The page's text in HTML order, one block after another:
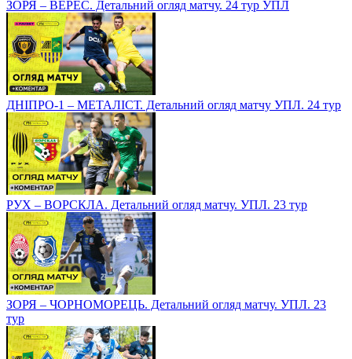
ЗОРЯ – ВЕРЕС. Детальний огляд матчу. 24 тур УПЛ
ДНІПРО-1 – МЕТАЛІСТ. Детальний огляд матчу УПЛ. 24 тур
РУХ – ВОРСКЛА. Детальний огляд матчу. УПЛ. 23 тур
ЗОРЯ – ЧОРНОМОРЕЦЬ. Детальний огляд матчу. УПЛ. 23
тур